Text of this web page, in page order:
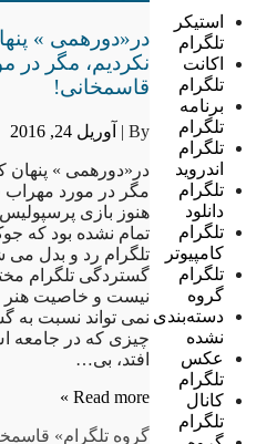
استیکر
تلگرام
اکانت
تلگرام
برنامه
تلگرام
تلگرام
اندروید
تلگرام
دانلود
تلگرام
کامپیوتر
تلگرام
گروه
دسته‌بندی
نشده
عکس
تلگرام
کانال
تلگرام
در«دورهمی »
نکردیم، مگر در
قاسمخانی!
By | آوریل 24, 2016
در«دورهمی » پنهان
مگر در مورد مهراب
هنوز بازی
تمام نشده بود که
تلگرام رد و بدل می
گستردگی تلگرام
نیست و خاصیت هنر
نمی تواند نسبت به
چیزی که در جامعه
افتد، بی…
Read more »
گروه تلگرام»